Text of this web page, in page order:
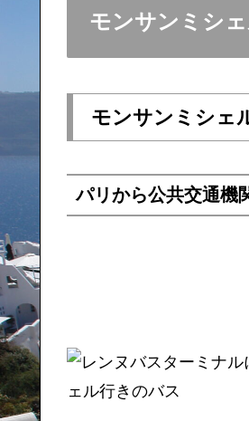
モンサンミシ
モンサンミシェ
パリから公共交通機